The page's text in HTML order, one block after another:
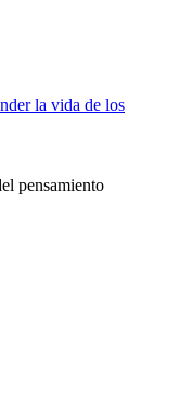
la vida de los
pensamiento